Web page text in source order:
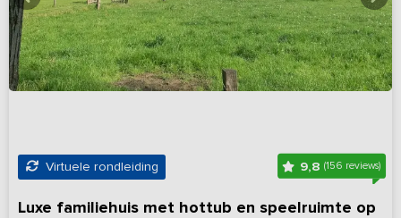
Virtuele rondleiding 9,8 (156 reviews)
Luxe familiehuis met hottub en speelruimte op